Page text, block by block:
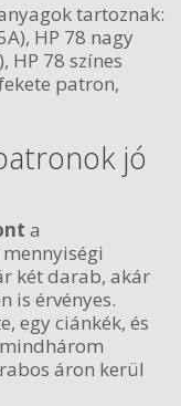
tartoznak:
HP 78 nagy
HP 78 színes
patron,
jó
a
két darab, akár
is érvényes.
egy ciánkék, és
áron kerül